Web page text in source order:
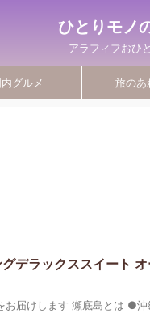
ひとりモノ
アラフィフおひ
グルメ 旅のあ
デラックススイート
お届けします 瀬底島とは ●